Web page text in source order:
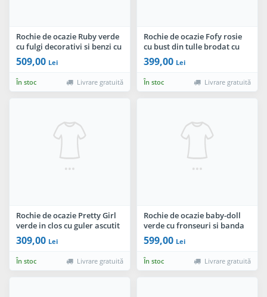
Rochie de ocazie Ruby verde
cu fulgi decorativi si benzi cu
strassuri
509,00 Lei
În stoc Livrare gratuită
Rochie de ocazie Fofy rosie
cu bust din tulle brodat cu
floricele
399,00 Lei
În stoc Livrare gratuită
Rochie de ocazie Pretty Girl
verde in clos cu guler ascutit
309,00 Lei
În stoc Livrare gratuită
Rochie de ocazie baby-doll
verde cu fronseuri si banda
din strassuri
599,00 Lei
În stoc Livrare gratuită